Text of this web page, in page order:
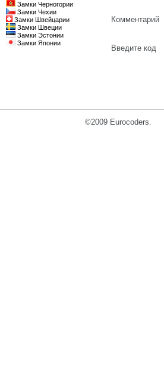
Замки Черногории
Замки Чехии
Замки Швейцарии
Замки Швеции
Замки Эстонии
Замки Японии
Комментарий
Введите код
©2009 Eurocoders.